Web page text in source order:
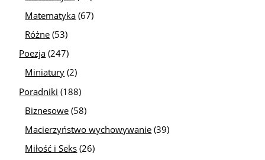
Matematyka (67)
Różne (53)
Poezja (247)
Miniatury (2)
Poradniki (188)
Biznesowe (58)
Macierzyństwo wychowywanie (39)
Miłość i Seks (26)